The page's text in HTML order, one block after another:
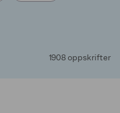
1908 oppskrifter